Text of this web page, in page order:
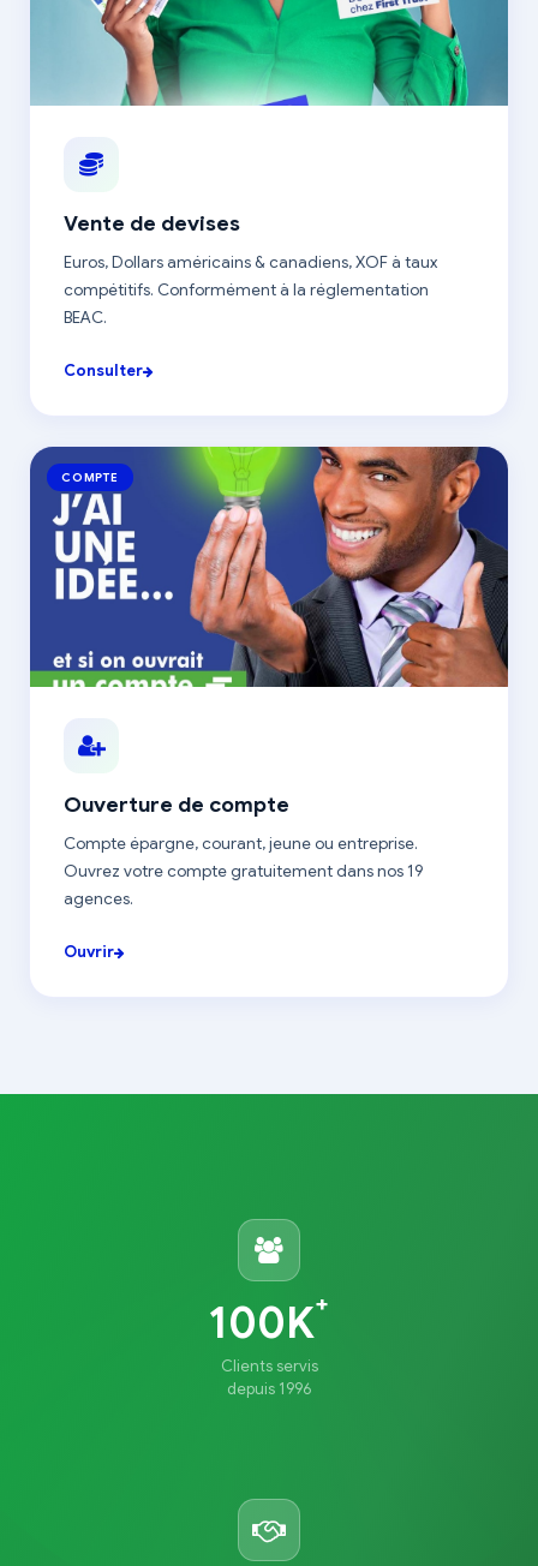
Vente de devises
Euros, Dollars américains & canadiens, XOF à taux
compétitifs. Conformément à la réglementation
BEAC.
Consulter
COMPTE
Ouverture de compte
Compte épargne, courant, jeune ou entreprise.
Ouvrez votre compte gratuitement dans nos 19
agences.
Ouvrir
100K+
Clients servis
depuis 1996